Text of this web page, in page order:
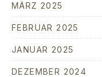
MÄRZ 2025
FEBRUAR 2025
JANUAR 2025
DEZEMBER 2024